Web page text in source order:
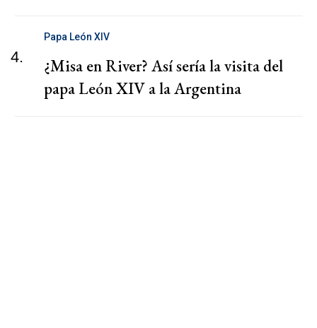
4.
Papa León XIV
¿Misa en River? Así sería la visita del
papa León XIV a la Argentina